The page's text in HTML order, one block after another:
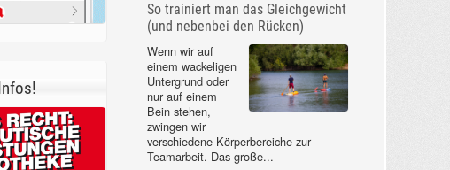
So trainiert man das Gleichgewicht
(und nebenbei den Rücken)
Wenn wir auf
einem wackeligen
Untergrund oder
nur auf einem
Bein stehen,
zwingen wir
verschiedene Körperbereiche zur
Teamarbeit. Das große...